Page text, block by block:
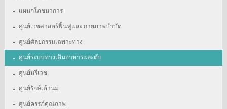
แผนกโภชนาการ
ศูนย์เวชศาสตร์ฟื้นฟูและ กายภาพบำบัด
ศูนย์ศัลยกรรมเฉพาะทาง
ศูนย์ระบบทางเดินอาหารและตับ
ศูนย์นรีเวช
ศูนย์รักษ์เต้านม
ศูนย์ครรภ์คุณภาพ